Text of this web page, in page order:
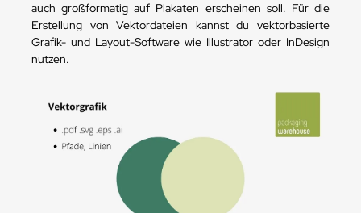
auch großformatig auf Plakaten erscheinen soll. Für die
Erstellung von Vektordateien kannst du vektorbasierte
Grafik- und Layout-Software wie Illustrator oder InDesign
nutzen.